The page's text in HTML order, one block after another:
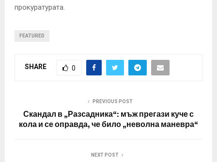
прокуратурата.
FEATURED
SHARE 0
PREVIOUS POST
Скандал в „Разсадника“: мъж прегази куче с
кола и се оправда, че било „неволна маневра“
NEXT POST